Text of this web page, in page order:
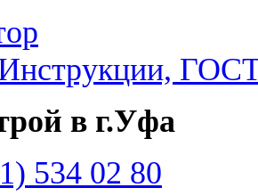
в г.Уфа
534 02 80